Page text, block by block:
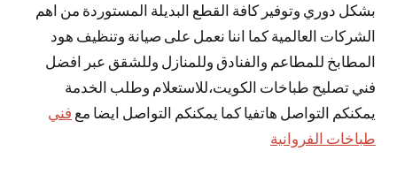
بشكل دوري وتوفير كافة القطع البديلة المستوردة من اهم
الشركات العالمية كما اننا نعمل على صيانة وتنظيف هود
المطابخ للمطاعم والفنادق وللمنازل وللشقق عبر افضل
فني تصليح طباخات الكويت،للاستعلام وطلب الخدمة
يمكنكم التواصل هاتفيا كما يمكنكم التواصل ايضا مع فني
طباخات الفروانية